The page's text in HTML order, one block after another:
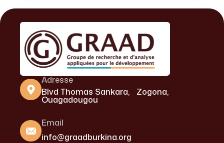
Adresse
Blvd Thomas Sankara, Zogona,
Ouagadougou
Email
info@graadburkina.org